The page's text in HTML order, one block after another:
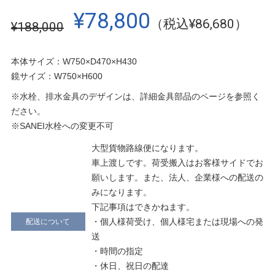
¥188,000 ¥78,800 （税込¥86,680）
本体サイズ：W750×D470×H430
鏡サイズ：W750×H600
※水栓、排水金具のデザインは、詳細金具部品のページを参照く
ださい。
※SANEI水栓への変更不可
配送について
大型貨物路線便になります。
車上渡しです。荷受搬入はお客様サイドでお
願いします。また、法人、企業様への配送の
みになります。
下記事項はできかねます。
・個人様荷受け、個人様宅または現場への発
送
・時間の指定
・休日、祝日の配達